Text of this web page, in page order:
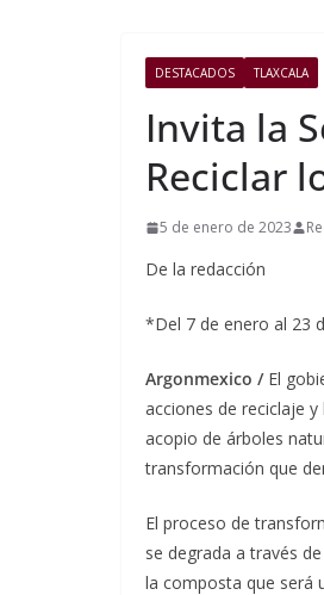
DESTACADOS TLAXCALA
Invita la
Reciclar
5 de enero de 2023
De la redacción
*Del 7 de enero al 23
Argonmexico / El
acciones de reciclaje
acopio de árboles
transformación que
El proceso de
se degrada a través
la composta que será